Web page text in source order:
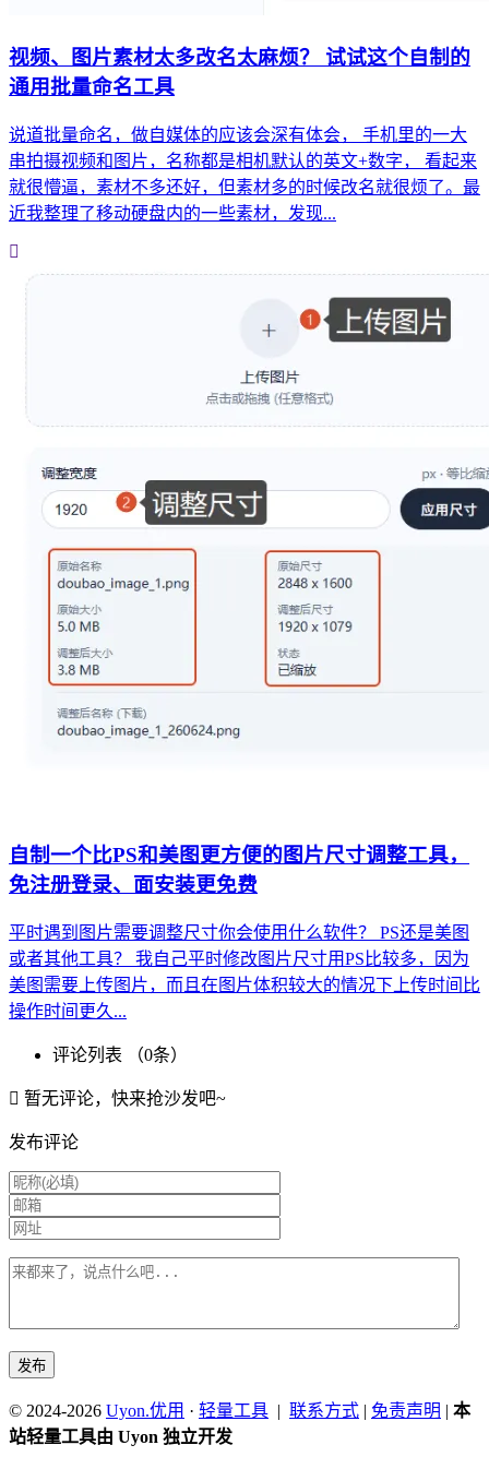
视频、图片素材太多改名太麻烦？ 试试这个自制的
通用批量命名工具
说道批量命名，做自媒体的应该会深有体会， 手机里的一大
串拍摄视频和图片，名称都是相机默认的英文+数字， 看起来
就很懵逼，素材不多还好，但素材多的时候改名就很烦了。最
近我整理了移动硬盘内的一些素材，发现...
自制一个比PS和美图更方便的图片尺寸调整工具，
免注册登录、面安装更免费
平时遇到图片需要调整尺寸你会使用什么软件？ PS还是美图
或者其他工具？ 我自己平时修改图片尺寸用PS比较多，因为
美图需要上传图片，而且在图片体积较大的情况下上传时间比
操作时间更久...
评论列表 （0条）
暂无评论，快来抢沙发吧~
发布评论
© 2024-2026 Uyon.优用 · 轻量工具 | 联系方式 | 免责声明 | 本
站轻量工具由 Uyon 独立开发